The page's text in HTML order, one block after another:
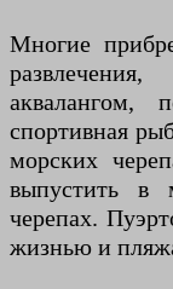
Многие
аквалангом,
спортивная
морских
выпустить в
черепах.
жизнью и